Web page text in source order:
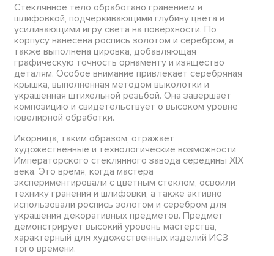
Стеклянное тело обработано гранением и
шлифовкой, подчеркивающими глубину цвета и
усиливающими игру света на поверхности. По
корпусу нанесена роспись золотом и серебром, а
также выполнена цировка, добавляющая
графическую точность орнаменту и изящество
деталям. Особое внимание привлекает серебряная
крышка, выполненная методом выколотки и
украшенная штихельной резьбой. Она завершает
композицию и свидетельствует о высоком уровне
ювелирной обработки.
Икорница, таким образом, отражает
художественные и технологические возможности
Императорского стеклянного завода середины XIX
века. Это время, когда мастера
экспериментировали с цветным стеклом, освоили
технику гранения и шлифовки, а также активно
использовали роспись золотом и серебром для
украшения декоративных предметов. Предмет
демонстрирует высокий уровень мастерства,
характерный для художественных изделий ИСЗ
того времени.